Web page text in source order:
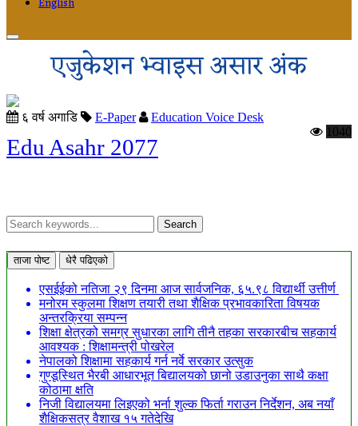
एजुकेशन भ्वाइस असार अंक
६ वर्ष अगाडि E-Paper
Education Voice Desk
1040
Edu Asahr 2077
ताजा पोष्ट धेरै पढिएको
एसईईको नतिजा २९ दिनमा आज सार्वजनिक, ६५.९८ विद्यार्थी उत्तीर्ण
मनोरम स्कुलमा शिक्षण तयारी तथा शैक्षिक प्रभावकारिता विषयक
अन्तरक्रिया सम्पन्न
शिक्षा क्षेत्रको समग्र सुधारका लागि तीनै तहका सरकारबीच सहकार्य
आवश्यक : शिक्षामन्त्री पोखरेल
नेपालको शिक्षामा सहकार्य गर्न नर्वे सरकार उत्सुक
गुण्डूस्थित भैरबी आधारभूत बिद्यालयको छानो उडाउनुका साथै कक्षा
कोठामा क्षति
निजी विद्यालयमा लिइएको भर्ना शुल्क फिर्ता गराउन निर्देशन, अब नयाँ
शैक्षिकसत्र वैशाख १५ गतेदेखि